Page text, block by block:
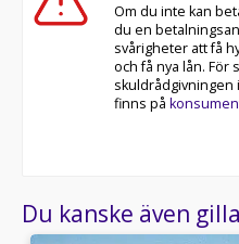
Om du inte kan
du en
svårigheter att få
och få nya lån. För
skuldrådgivningen
finns på
Du kanske även